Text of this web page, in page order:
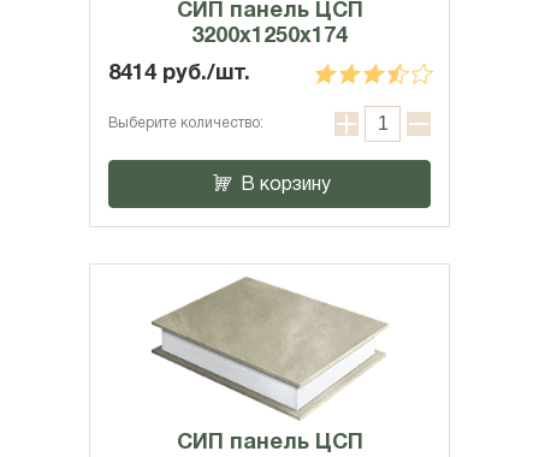
СИП панель ЦСП
3200x1250x174
8414 руб./шт.
Выберите количество:
В корзину
СИП панель ЦСП